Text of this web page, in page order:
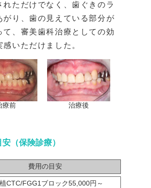
れただけでなく、歯ぐきのラ
がり、歯の見えている部分が
て、審美歯科治療としての効
感いただけました。
療前 治療後
（保険診療）
費用の目安
CTC/FGG1ブロック55,000円～